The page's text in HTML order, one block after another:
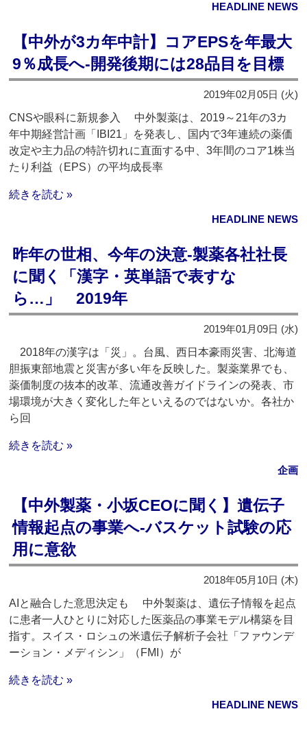
HEADLINE NEWS
【中外が3カ年中計】コアEPSを年最大
9％成長へ‐開発後期には28品目を目標
2019年02月05日 (火)
CNSや眼科に新規参入 中外製薬は、2019～21年の3カ
年中期経営計画「IBI21」を発表し、国内で3年連続の薬価
改定や主力品の特許切れに直面する中、3年間のコア1株当
たり利益（EPS）の平均成長率
続きを読む »
HEADLINE NEWS
昨年の世相、今年の決意‐製薬各社社長
に聞く「漢字・英単語で表すな
ら…」 2019年
2019年01月09日 (水)
2018年の漢字は「災」。台風、西日本豪雨災害、北海道
胆振東部地震と災害が多い年を反映した。製薬業界でも、
薬価制度の抜本的改革、流通改善ガイドラインの発表、市
場環境が大きく変化した年といえるのではないか。各社か
ら回
続きを読む »
企画
【中外製薬・小坂CEOに聞く】遺伝子
情報起点の事業へ‐バスケット試験の応
用に意欲
2018年05月10日 (木)
AIと融合した意思決定も 中外製薬は、遺伝子情報を起点
に患者一人ひとりに対応した医薬品の事業モデル構築を目
指す。スイス・ロシュの米遺伝子解析子会社「ファウンデ
ーション・メディシン」（FMI）が
続きを読む »
HEADLINE NEWS